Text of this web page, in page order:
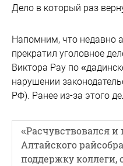
Дело в который раз
Напомним, что недавно
прекратил уголовное
Виктора Рау по
нарушении
РФ). Ранее из-за этого
«Расчувствовался и
Алтайского
поддержку коллеги,